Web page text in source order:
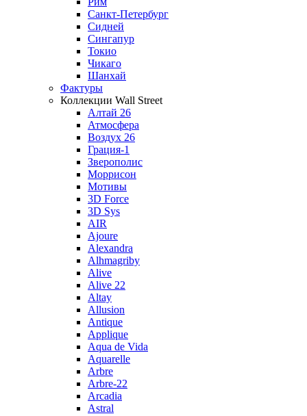
Санкт-Петербург
Сидней
Сингапур
Токио
Чикаго
Шанхай
Фактуры
Коллекции Wall Street
Алтай 26
Атмосфера
Воздух 26
Грация-1
Зверополис
Моррисон
Мотивы
3D Force
3D Sys
AIR
Ajoure
Alexandra
Alhmagriby
Alive
Alive 22
Altay
Allusion
Antique
Applique
Aqua de Vida
Aquarelle
Arbre
Arbre-22
Arcadia
Astral